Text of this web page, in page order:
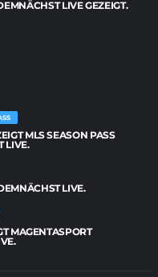
LIVE GEZEIGT.
MLS SEASON PASS
LIVE.
LIVE.
MAGENTASPORT